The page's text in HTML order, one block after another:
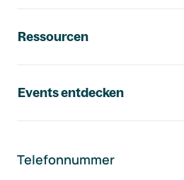
Ressourcen
Events entdecken
Telefonnummer